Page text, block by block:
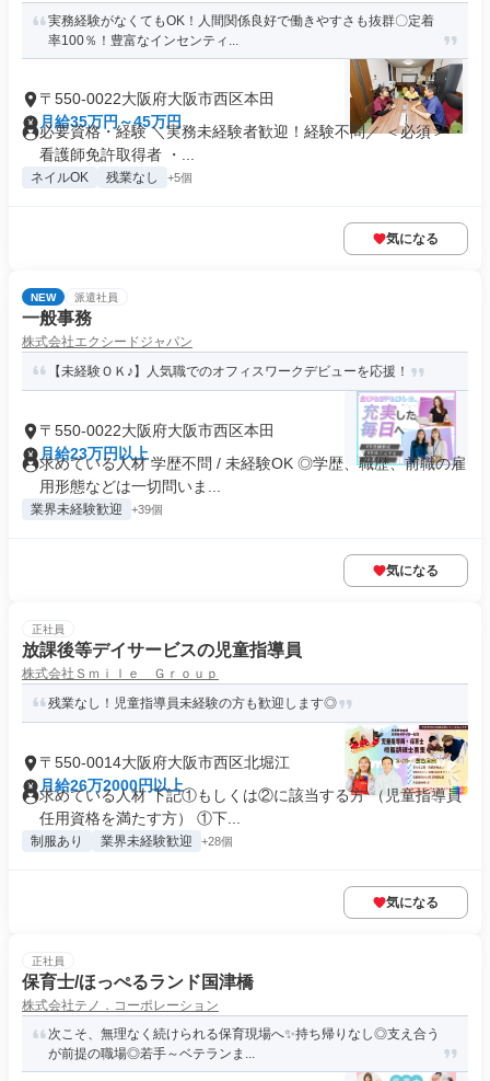
実務経験がなくてもOK！人間関係良好で働きやすさも抜群〇定着
率100％！豊富なインセンティ...
〒550-0022大阪府大阪市西区本田
月給35万円～45万円
必要資格・経験 ＼実務未経験者歓迎！経験不問／ ＜必須＞ ・
看護師免許取得者 ・...
ネイルOK 残業なし +5個
気になる
NEW 派遣社員
一般事務
株式会社エクシードジャパン
【未経験ＯＫ♪】人気職でのオフィスワークデビューを応援！
〒550-0022大阪府大阪市西区本田
月給23万円以上
求めている人材 学歴不問 / 未経験OK ◎学歴、職歴、前職の雇
用形態などは一切問いま...
業界未経験歓迎 +39個
気になる
正社員
放課後等デイサービスの児童指導員
株式会社Ｓｍｉｌｅ Ｇｒｏｕｐ
残業なし！児童指導員未経験の方も歓迎します◎
〒550-0014大阪府大阪市西区北堀江
月給26万2000円以上
求めている人材 下記①もしくは②に該当する方 （児童指導員
任用資格を満たす方） ①下...
制服あり 業界未経験歓迎 +28個
気になる
正社員
保育士/ほっぺるランド国津橋
株式会社テノ．コーポレーション
次こそ、無理なく続けられる保育現場へ✨持ち帰りなし◎支え合う
が前提の職場◎若手～ベテランま...